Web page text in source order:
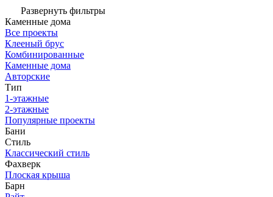
Развернуть фильтры
Каменные дома
Все проекты
Клееный брус
Комбинированные
Каменные дома
Авторские
Тип
1-этажные
2-этажные
Популярные проекты
Бани
Стиль
Классический стиль
Фахверк
Плоская крыша
Барн